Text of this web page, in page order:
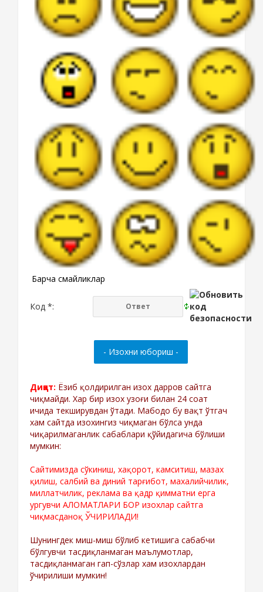
Барча смайликлар
Код *:
Диққат: Ёзиб қолдирилган изох дарров сайтга
чиқмайди. Хар бир изох узоғи билан 24 соат
ичида текширувдан ўтади. Мабодо бу вақт ўтгач
хам сайтда изохингиз чиқмаган бўлса унда
чиқарилмаганлик сабаблари қўйидагича бўлиши
мумкин:
Сайтимизда сўкиниш, хақорот, камситиш, мазах
қилиш, салбий ва диний тарғибот, махалийчилик,
миллатчилик, реклама ва қадр қимматни ерга
ургувчи АЛОМАТЛАРИ БОР изохлар сайтга
чиқмасданоқ ЎЧИРИЛАДИ!
Шунингдек миш-миш бўлиб кетишига сабабчи
бўлгувчи тасдиқланмаган маълумотлар,
тасдиқланмаган гап-сўзлар хам изохлардан
ўчирилиши мумкин!